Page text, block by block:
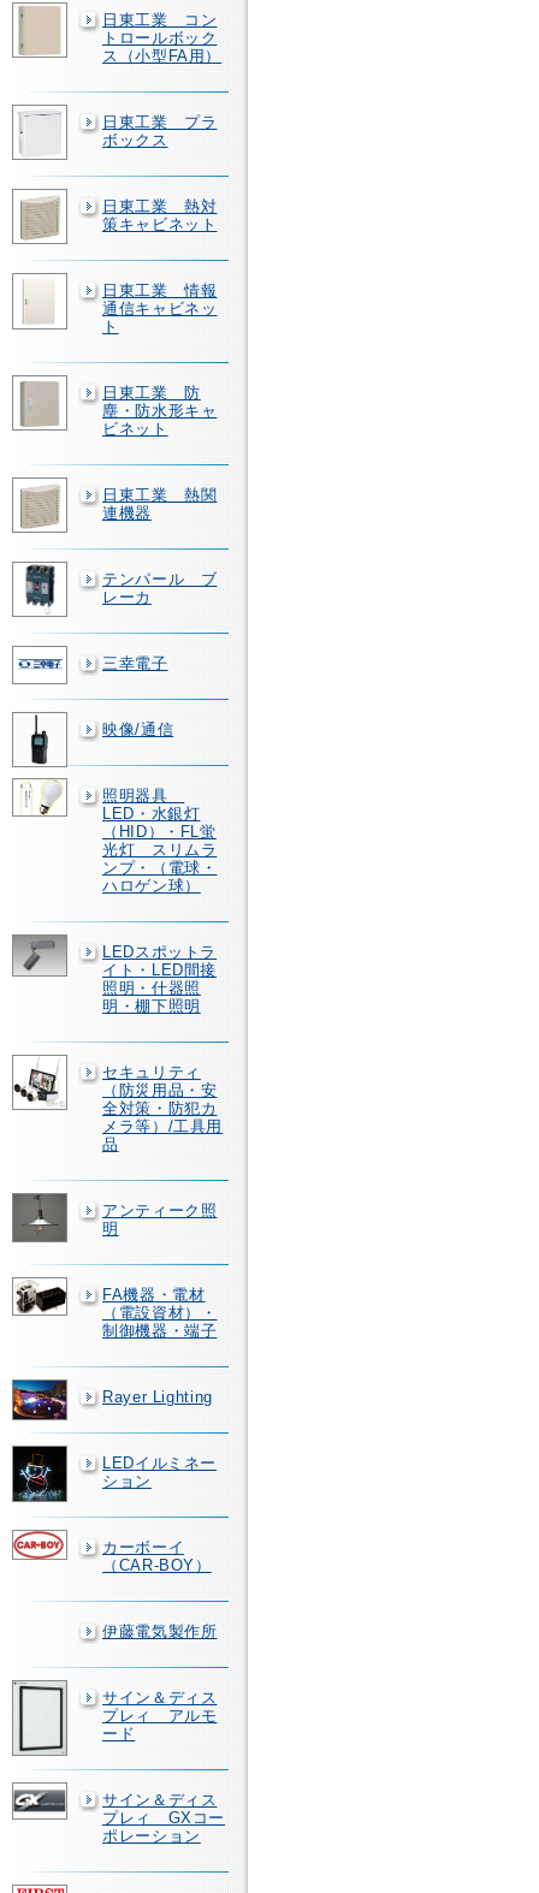
日東工業 コン
トロールボック
ス（小型FA用）
日東工業 プラ
ボックス
日東工業 熱対
策キャビネット
日東工業 情報
通信キャビネッ
ト
日東工業 防
塵・防水形キャ
ビネット
日東工業 熱関
連機器
テンパール ブ
レーカ
三幸電子
映像/通信
照明器具
LED・水銀灯
（HID）・FL蛍
光灯 スリムラ
ンプ・（電球・
ハロゲン球）
LEDスポットラ
イト・LED間接
照明・什器照
明・棚下照明
セキュリティ
（防災用品・安
全対策・防犯カ
メラ等）/工具用
品
アンティーク照
明
FA機器・電材
（電設資材）・
制御機器・端子
Rayer Lighting
LEDイルミネー
ション
カーボーイ
（CAR-BOY）
伊藤電気製作所
サイン＆ディス
プレィ アルモ
ード
サイン＆ディス
プレィ GXコー
ポレーション